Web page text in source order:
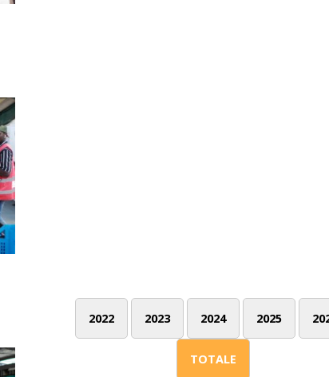
2022 2023 2024 2025
TOTALE